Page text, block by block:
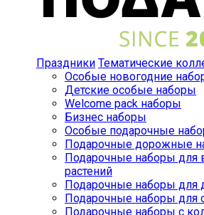
Праздники Тематические
Особые новогодние
Детские особые наборы
Welcome pack наборы
Бизнес наборы
Особые подарочные
Подарочные дорожные
Подарочные наборы для
растений
Подарочные наборы для
Подарочные наборы для
Подарочные наборы с